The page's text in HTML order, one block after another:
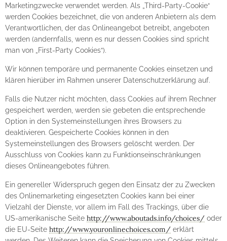
Marketingzwecke verwendet werden. Als „Third-Party-Cookie“
werden Cookies bezeichnet, die von anderen Anbietern als dem
Verantwortlichen, der das Onlineangebot betreibt, angeboten
werden (andernfalls, wenn es nur dessen Cookies sind spricht
man von „First-Party Cookies“).
Wir können temporäre und permanente Cookies einsetzen und
klären hierüber im Rahmen unserer Datenschutzerklärung auf.
Falls die Nutzer nicht möchten, dass Cookies auf ihrem Rechner
gespeichert werden, werden sie gebeten die entsprechende
Option in den Systemeinstellungen ihres Browsers zu
deaktivieren. Gespeicherte Cookies können in den
Systemeinstellungen des Browsers gelöscht werden. Der
Ausschluss von Cookies kann zu Funktionseinschränkungen
dieses Onlineangebotes führen.
Ein genereller Widerspruch gegen den Einsatz der zu Zwecken
des Onlinemarketing eingesetzten Cookies kann bei einer
Vielzahl der Dienste, vor allem im Fall des Trackings, über die
US-amerikanische Seite http://www.aboutads.info/choices/ oder
die EU-Seite http://www.youronlinechoices.com/ erklärt